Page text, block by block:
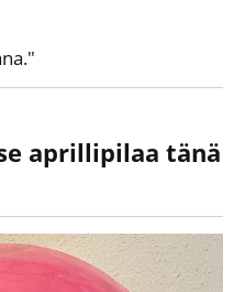
aprillipilaa tänä